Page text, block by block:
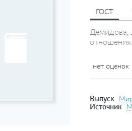
ГОСТ
Демидова,
нет оценок
Выпуск
Источник